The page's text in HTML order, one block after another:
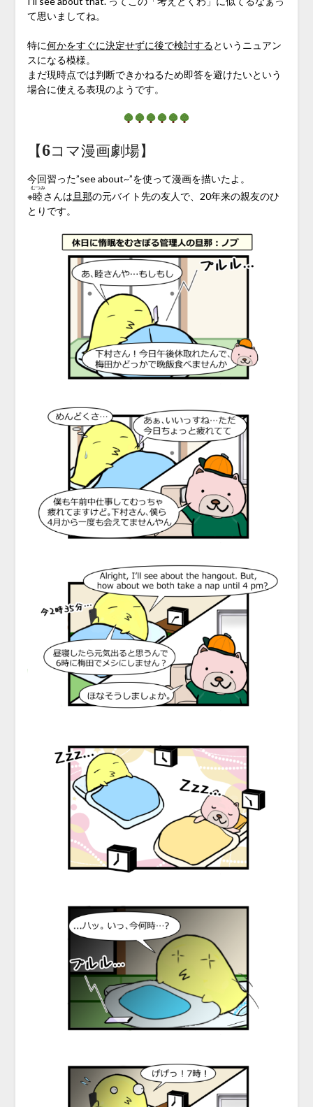
て思いましてね。
特に何かをすぐに決定せずに後で検討するというニュアン
スになる模様。
まだ現時点では判断できかねるため即答を避けたいという
場合に使える表現のようです。
【6コマ漫画劇場】
今回習った”see about~”を使って漫画を描いたよ。
※睦
むつみ
さんは 旦那の元バイト先の友人で、20年来の親友のひ
とりです。